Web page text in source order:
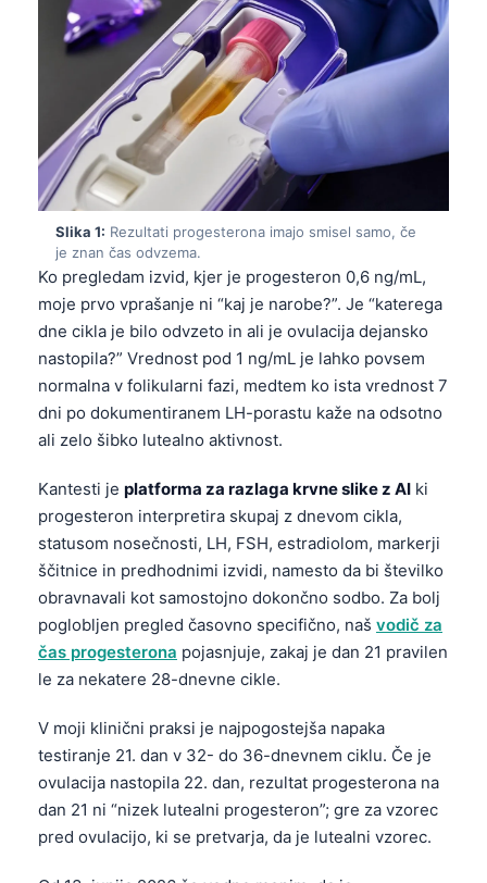
Slika 1: Rezultati progesterona imajo smisel samo, če
je znan čas odvzema.
Ko pregledam izvid, kjer je progesteron 0,6 ng/mL,
moje prvo vprašanje ni “kaj je narobe?”. Je “katerega
dne cikla je bilo odvzeto in ali je ovulacija dejansko
nastopila?” Vrednost pod 1 ng/mL je lahko povsem
normalna v folikularni fazi, medtem ko ista vrednost 7
dni po dokumentiranem LH-porastu kaže na odsotno
ali zelo šibko lutealno aktivnost.
Kantesti je platforma za razlaga krvne slike z AI ki
progesteron interpretira skupaj z dnevom cikla,
statusom nosečnosti, LH, FSH, estradiolom, markerji
ščitnice in predhodnimi izvidi, namesto da bi številko
obravnavali kot samostojno dokončno sodbo. Za bolj
poglobljen pregled časovno specifično, naš vodič za
čas progesterona pojasnjuje, zakaj je dan 21 pravilen
le za nekatere 28-dnevne cikle.
V moji klinični praksi je najpogostejša napaka
testiranje 21. dan v 32- do 36-dnevnem ciklu. Če je
ovulacija nastopila 22. dan, rezultat progesterona na
dan 21 ni “nizek lutealni progesteron”; gre za vzorec
pred ovulacijo, ki se pretvarja, da je lutealni vzorec.